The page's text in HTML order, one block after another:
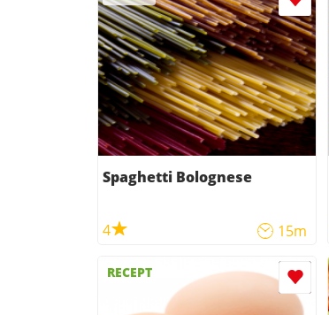
Spaghetti Bolognese
4 15m
RECEPT